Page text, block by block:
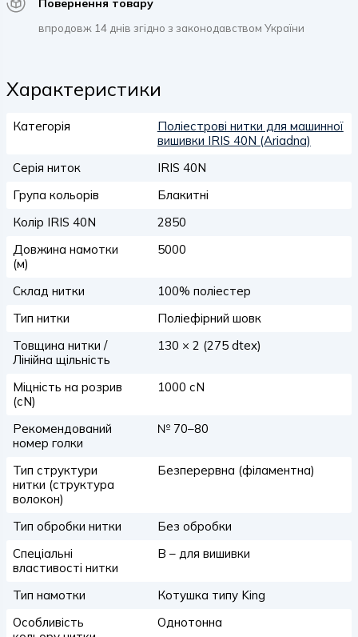
Повернення товару
впродовж 14 днів згідно з законодавством України
Характеристики
Категорія
Поліестрові нитки для машинної
вишивки IRIS 40N (Ariadna)
Серія ниток
IRIS 40N
Група кольорів
Блакитні
Колір IRIS 40N
2850
Довжина намотки
(м)
5000
Склад нитки
100% поліестер
Тип нитки
Поліефірний шовк
Товщина нитки /
Лінійна щільність
130 × 2 (275 dtex)
Міцність на розрив
(сN)
1000 сN
Рекомендований
номер голки
№ 70–80
Тип структури
нитки (структура
волокон)
Безперервна (філаментна)
Тип обробки нитки
Без обробки
Спеціальні
властивості нитки
B – для вишивки
Тип намотки
Котушка типу King
Особливість
Однотонна